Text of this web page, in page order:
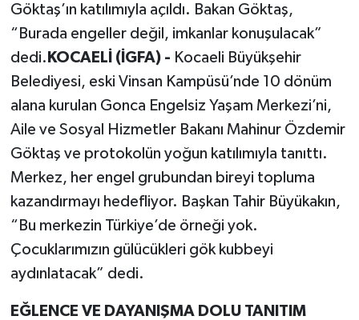
Göktaş’ın katılımıyla açıldı. Bakan Göktaş,
“Burada engeller değil, imkanlar konuşulacak”
dedi. KOCAELİ (İGFA) - Kocaeli Büyükşehir
Belediyesi, eski Vinsan Kampüsü’nde 10 dönüm
alana kurulan Gonca Engelsiz Yaşam Merkezi’ni,
Aile ve Sosyal Hizmetler Bakanı Mahinur Özdemir
Göktaş ve protokolün yoğun katılımıyla tanıttı.
Merkez, her engel grubundan bireyi topluma
kazandırmayı hedefliyor. Başkan Tahir Büyükakın,
“Bu merkezin Türkiye’de örneği yok.
Çocuklarımızın gülücükleri gök kubbeyi
aydınlatacak” dedi.
EĞLENCE VE DAYANIŞMA DOLU TANITIM